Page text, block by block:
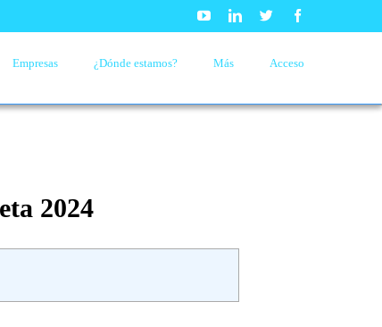
YoutubeLinkedinTwitter
Empresas ¿Dónde estamos? Más Acceso
2024